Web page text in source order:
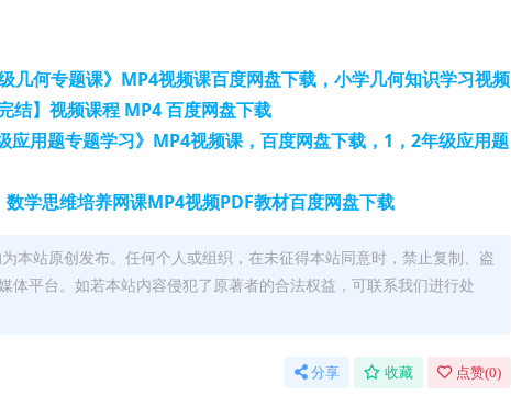
几何专题课》MP4视频课百度网盘下载，小学几何知识学习视频
结】视频课程 MP4 百度网盘下载
应用题专题学习》MP4视频课，百度网盘下载，1，2年级应用题
学思维培养网课MP4视频PDF教材百度网盘下载
本站原创发布。任何个人或组织，在未征得本站同意时，禁止复制、盗
体平台。如若本站内容侵犯了原著者的合法权益，可联系我们进行处
分享 收藏 点赞(0)